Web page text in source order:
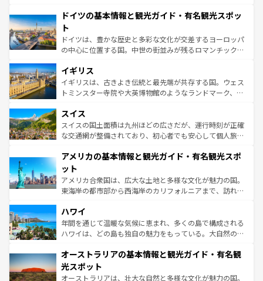
せる。地方によって風土や気候が異なるスペインはその個
ンテンツ一覧 を参照してほしい。
で、幅広い魅力が詰まっている。華麗な宮殿、歴史的な大
聖堂、美しいビーチ、そして豊かな自然が、訪れる者を心
から魅了する。また、フランスは美食の国としても知ら
れ、フランス料理はユネスコ無形文化遺産にも登録されて
香り高いラベンダー畑など、多彩な楽しみ方が可能だ。さ
らに、パリ以外の地域にも魅力が溢れており、どの街角に
も豊かな歴史と文化が息づいている。パリ以外の個性あふ
を参照してほしい。
ドイツの基本情報と観光ガイド・有名観光スポッ
ト
ドイツは、豊かな歴史と多彩な文化が交差するヨーロッパ
の中心に位置する国。中世の街並みが残るロマンチック街
顔を持つこの国は、どこを歩いても飽きることがない。ベ
ルリンの文化的活気、バイエルン州のアルプスの絶景、そ
してライン川沿いのワイン畑といった風景は必見。ビール
は、お酒好きな人にはぜひ体験してほしい。 なお、新着の
ドイツ情報はコンテンツ一覧を参照してほしい。
イギリス
イギリスは、古きよき伝統と最先端が共存する国。ウェス
トミンスター寺院や大英博物館のようなランドマーク、歴
リアごとに異なる魅力がある。また、優雅なアフタヌーン
ティー、ビール好きにはたまらない英国パブ、サッカー観
戦など、本場だからこそできる体験も豊富。イギリスを旅
ンツ一覧を参照してほしい。
スイス
スイスの国土面積は九州ほどの広さだが、運行時刻が正確
な交通網が整備されており、初心者でも安心して個人旅行
の建物がそのまま残る町や、スイスならではのユニークな
博物館もあり、アルプス観光だけでなく町歩きも満喫する
ことができる。国民の所得が高いため物価も高いが、旅行
者向けの交通パス提供のサービスもあり、うまく活用すれ
着のスイス情報は
アメリカの基本情報と観光ガイド・有名観光スポ
ット
アメリカ合衆国は、広大な土地と多様な文化が魅力の国。
東海岸の都市部から西海岸のカリフォルニアまで、訪れる
のような巨大都市は、観光、ショッピング、エンターテイ
ンメントが詰まった刺激的なスポットだ。一方、アメリカ
西部には大自然が広がり、グランドキャニオンやイエロー
部のニューオーリンズでは、音楽と美食が融合した独特の
文化が魅力。旅行者はアメリカの各地域で異なる魅力を楽
しみながら、その多様性と豊かな歴史を感じることができ
ハワイ
年間を通じて温暖な気候に恵まれ、多くの島で構成される
ハワイは、どの島も独自の魅力をもっている。大自然の神
ワイ島は見逃せない。また、定番の観光地といえばオアフ
島だが、静かな自然を求めるならマウイ島やカウアイ島が
おすすめ。エメラルドグリーンに輝く海をはじめ、豊かな
オーストラリアの基本情報と観光ガイド・有名観
光スポット
オーストラリアは、壮大な自然と多様な文化が魅力の国。